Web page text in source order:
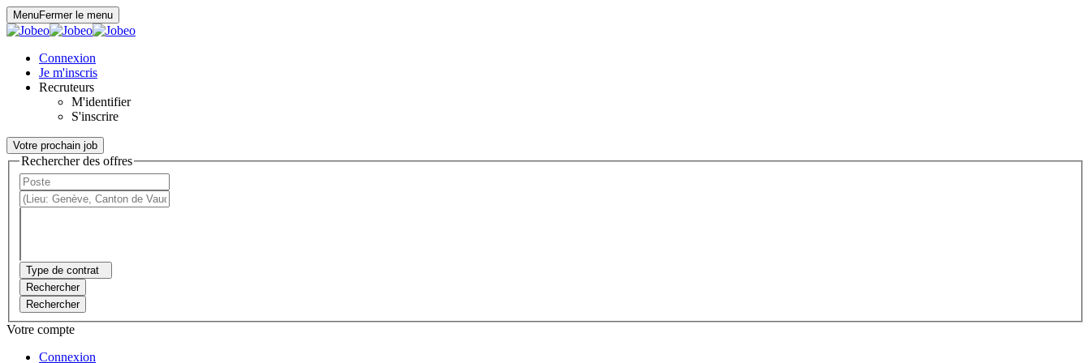
MenuFermer le menu
Connexion
Je m'inscris
Recruteurs
M'identifier
S'inscrire
Votre prochain job
Rechercher des offres
Type de contrat
Rechercher
Rechercher
Votre compte
Connexion
Panneau de gestion des cookies